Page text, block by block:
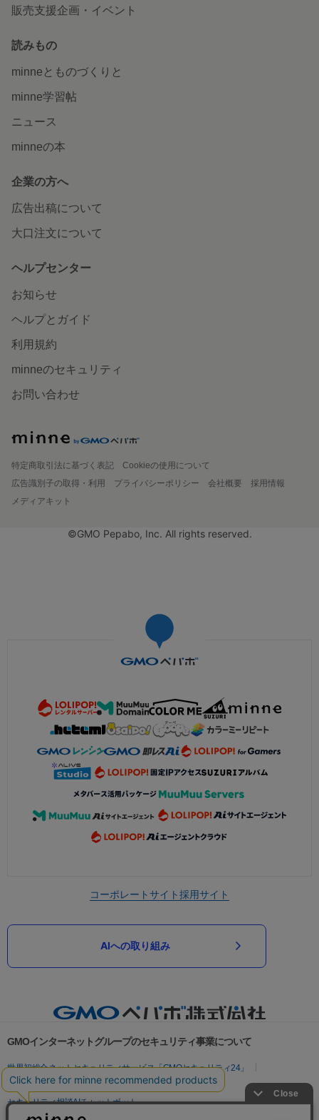
販売支援企画・イベント
読みもの
minneとものづくりと
minne学習帖
ニュース
minneの本
企業の方へ
広告出稿について
大口注文について
ヘルプセンター
お知らせ
ヘルプとガイド
利用規約
minneのセキュリティ
お問い合わせ
特定商取引法に基づく表記
Cookieの使用について
広告識別子の取得・利用
プライバシーポリシー 会社概要
採用情報
メディアキット
©GMO Pepabo, Inc. All rights reserved.
コーポレートサイト採用サイト
AIへの取り組み
GMOインターネットグループのセキュリティ事業について
世界初総合ネットセキュリティサービス「GMOセキュリティ24」
パスワード漏洩診断
Webサイトリスク診断
セキュリティ相談AIチャットボット